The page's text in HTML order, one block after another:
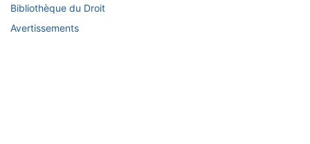
Bibliothèque du Droit
Avertissements